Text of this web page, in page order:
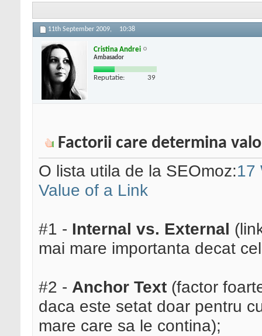
11th September 2009, 10:38
Cristina Andrei
Ambasador
Reputatie: 39
Factorii care determina
O lista utila de la SEOmoz:17
Value of a Link
#1 - Internal vs. External
mai mare importanta decat
#2 - Anchor Text (factor
daca este setat doar pentru
mare care sa le contina);